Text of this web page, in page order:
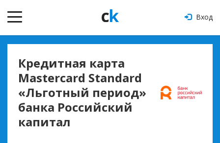
Вход
Кредитная карта
Masterсard Standard
«Льготный период»
банка Российский
капитал